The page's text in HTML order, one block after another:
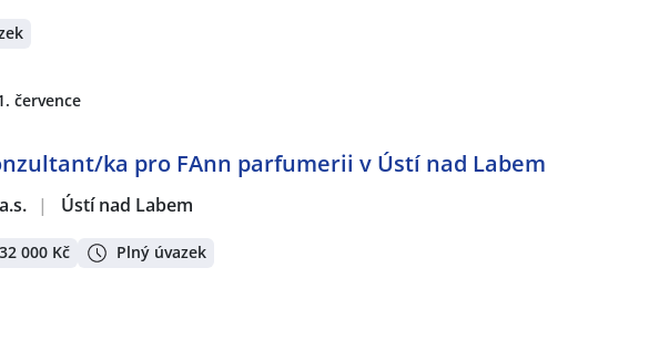
července
ka pro FAnn parfumerii v Ústí nad Labem
| Ústí nad Labem
000 Kč Plný úvazek